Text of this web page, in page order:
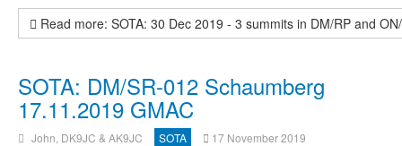
Read more: SOTA: 30 Dec 2019 - 3 summits in DM/RP and
SOTA: DM/SR-012 Schaumberg
17.11.2019 GMAC
John, DK9JC & AK9JC SOTA 17 November 2019